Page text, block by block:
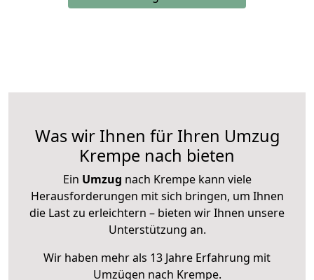
Was wir Ihnen für Ihren Umzug
Krempe nach bieten
Ein Umzug nach Krempe kann viele
Herausforderungen mit sich bringen, um Ihnen
die Last zu erleichtern – bieten wir Ihnen unsere
Unterstützung an.
Wir haben mehr als 13 Jahre Erfahrung mit
Umzügen nach Krempe.